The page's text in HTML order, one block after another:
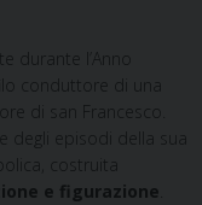
l’Anno
conduttore di una
di san Francesco.
degli episodi della sua
costruita
e figurazione